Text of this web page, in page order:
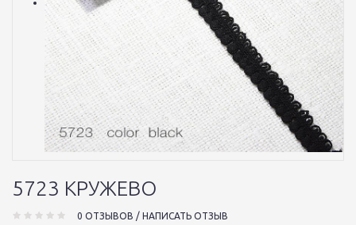
5723 КРУЖЕВО
0 ОТЗЫВОВ / НАПИСАТЬ ОТЗЫВ